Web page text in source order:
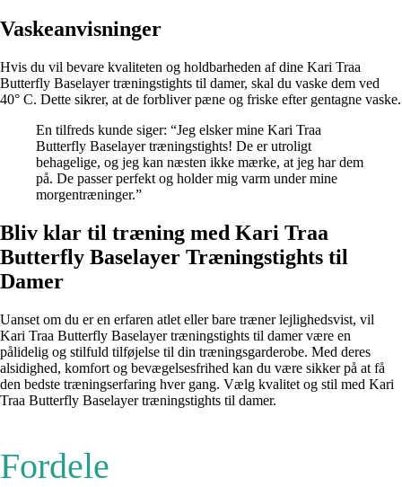
Vaskeanvisninger
Hvis du vil bevare kvaliteten og holdbarheden af dine Kari Traa
Butterfly Baselayer træningstights til damer, skal du vaske dem ved
40° C. Dette sikrer, at de forbliver pæne og friske efter gentagne vaske.
En tilfreds kunde siger: “Jeg elsker mine Kari Traa
Butterfly Baselayer træningstights! De er utroligt
behagelige, og jeg kan næsten ikke mærke, at jeg har dem
på. De passer perfekt og holder mig varm under mine
morgentræninger.”
Bliv klar til træning med Kari Traa
Butterfly Baselayer Træningstights til
Damer
Uanset om du er en erfaren atlet eller bare træner lejlighedsvist, vil
Kari Traa Butterfly Baselayer træningstights til damer være en
pålidelig og stilfuld tilføjelse til din træningsgarderobe. Med deres
alsidighed, komfort og bevægelsesfrihed kan du være sikker på at få
den bedste træningserfaring hver gang. Vælg kvalitet og stil med Kari
Traa Butterfly Baselayer træningstights til damer.
Fordele